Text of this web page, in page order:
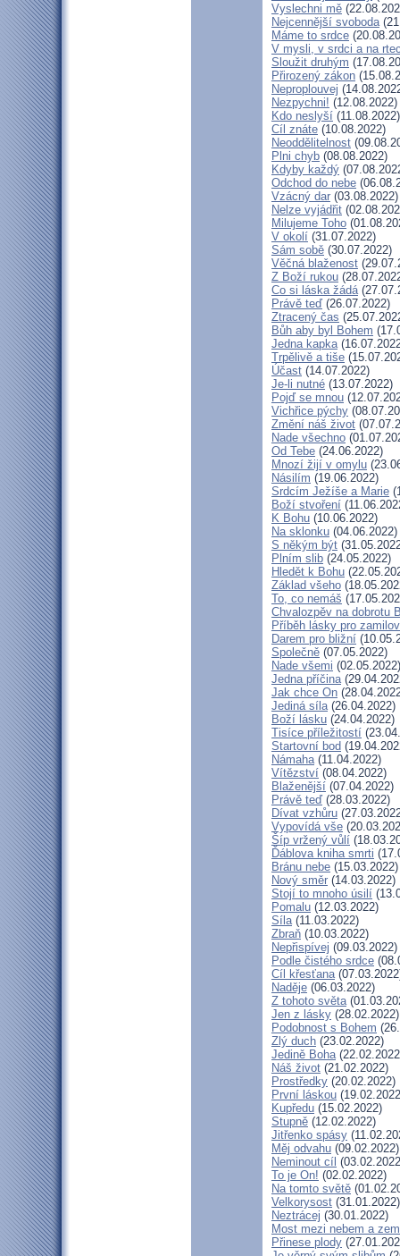
Vyslechni mě
Nejcennější svoboda
Máme to srdce
V mysli, v srdci a na
Sloužit druhým
Přirozený zákon
Neproplouvej
Nezpychni! (12.08.2022)
Kdo neslyší (11.08.2022)
Cíl znáte (10.08.2022)
Neoddělitelnost
Plni chyb (08.08.2022)
Kdyby každý
Odchod do nebe
Vzácný dar (03.08.2022)
Nelze vyjádřit
Milujeme Toho
V okolí (31.07.2022)
Sám sobě (30.07.2022)
Věčná blaženost
Z Boží rukou
Co si láska žádá
Právě teď (26.07.2022)
Ztracený čas
Bůh aby byl Bohem
Jedna kapka
Trpělivě a tiše
Účast (14.07.2022)
Je-li nutné (13.07.2022)
Pojď se mnou
Vichřice pýchy
Změní náš život
Nade všechno
Od Tebe (24.06.2022)
Mnozí žijí v omylu
Násilím (19.06.2022)
Srdcím Ježíše a Marie
Boží stvoření
K Bohu (10.06.2022)
Na sklonku (04.06.2022)
S někým být
Plním slib (24.05.2022)
Hledět k Bohu
Základ všeho
To, co nemáš
Chvalozpěv na dobrotu
Příběh lásky pro
Darem pro bližní
Společně (07.05.2022)
Nade všemi (02.05.2022)
Jedna příčina
Jak chce On
Jediná síla(26.04.2022)
Boží lásku (24.04.2022)
Tisíce příležitostí
Startovní bod
Námaha(11.04.2022)
Vítězství (08.04.2022)
Blaženější (07.04.2022)
Právě teď (28.03.2022)
Dívat vzhůru
Vypovídá vše
Šíp vržený vůlí
Ďáblova kniha smrti
Bránu nebe (15.03.2022)
Nový směr (14.03.2022)
Stojí to mnoho úsilí
Pomalu (12.03.2022)
Síla(11.03.2022)
Zbraň (10.03.2022)
Nepřispívej (09.03.2022)
Podle čistého srdce
Cíl křesťana
Naděje (06.03.2022)
Z tohoto světa
Jen z lásky (28.02.2022)
Podobnost s Bohem
Zlý duch (23.02.2022)
Jedině Boha
Náš život (21.02.2022)
Prostředky (20.02.2022)
První láskou
Kupředu (15.02.2022)
Stupně (12.02.2022)
Jitřenko spásy
Měj odvahu (09.02.2022)
Neminout cíl
To je On! (02.02.2022)
Na tomto světě
Velkorysost (31.01.2022)
Neztrácej (30.01.2022)
Most mezi nebem a
Přinese plody